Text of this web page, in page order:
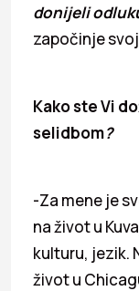
donijeli
započinje
Kako ste Vi
selidbom?
-Za mene je
na život u
kulturu, jezik.
život u